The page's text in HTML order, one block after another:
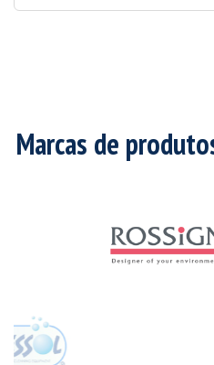
Marcas de